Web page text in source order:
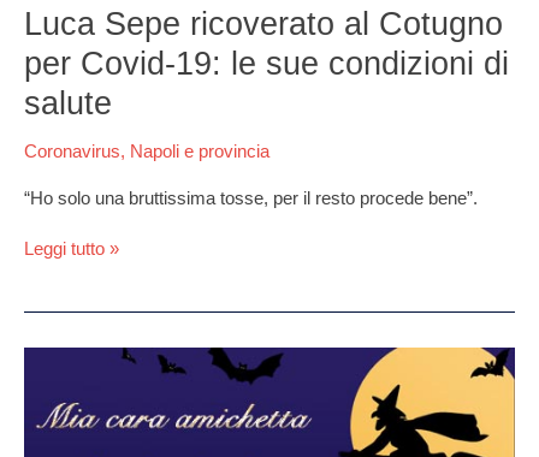
Luca Sepe ricoverato al Cotugno
per Covid-19: le sue condizioni di
salute
Coronavirus, Napoli e provincia
“Ho solo una bruttissima tosse, per il resto procede bene”.
Sepe
ricoverato
al
Cotugno
per
Covid-
le
condizioni
Leggi tutto »
frasi